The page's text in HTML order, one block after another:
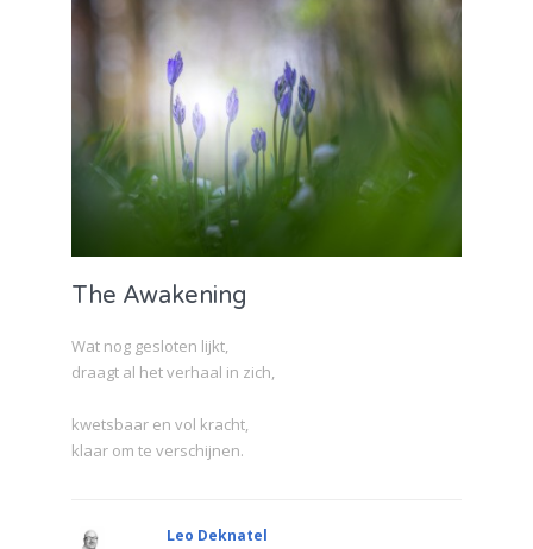
The Awakening
Wat nog gesloten lijkt,
draagt al het verhaal in zich,
kwetsbaar en vol kracht,
klaar om te verschijnen.
Leo Deknatel